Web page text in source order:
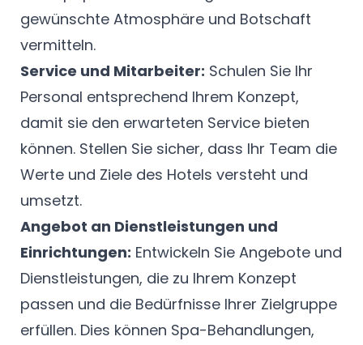
gewünschte Atmosphäre und Botschaft
vermitteln.
Service und Mitarbeiter: Schulen Sie Ihr
Personal entsprechend Ihrem Konzept,
damit sie den erwarteten Service bieten
können. Stellen Sie sicher, dass Ihr Team die
Werte und Ziele des Hotels versteht und
umsetzt.
Angebot an Dienstleistungen und
Einrichtungen: Entwickeln Sie Angebote und
Dienstleistungen, die zu Ihrem Konzept
passen und die Bedürfnisse Ihrer Zielgruppe
erfüllen. Dies können Spa-Behandlungen,